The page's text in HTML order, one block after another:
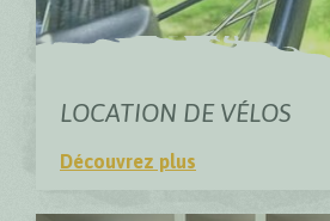
LOCATION DE VÉLOS
Découvrez plus